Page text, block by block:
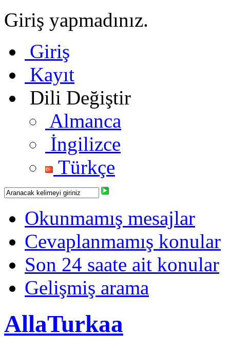
Giriş yapmadınız.
Giriş
Kayıt
Dili Değiştir
Almanca
İngilizce
Türkçe
Okunmamış mesajlar
Cevaplanmamış konular
Son 24 saate ait konular
Gelişmiş arama
AllaTurkaa